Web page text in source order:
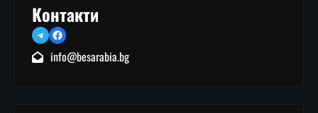
Контакти
TelegramFacebook
info@besarabia.bg